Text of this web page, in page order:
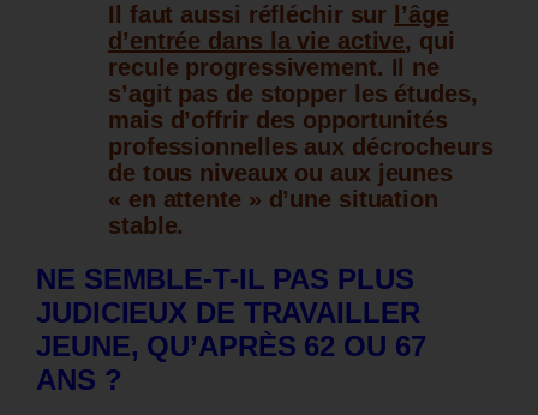
Il faut aussi réfléchir sur l’âge
d’entrée dans la vie active, qui
recule progressivement. Il ne
s’agit pas de stopper les études,
mais d’offrir des opportunités
professionnelles aux décrocheurs
de tous niveaux ou aux jeunes
« en attente » d’une situation
stable.
NE SEMBLE-T-IL PAS PLUS
JUDICIEUX DE TRAVAILLER
JEUNE, QU’APRÈS 62 OU 67
ANS ?